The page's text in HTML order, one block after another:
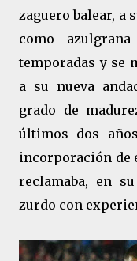
zaguero balear, a
como
temporadas y se
a su nueva
grado de
últimos dos
incorporación de
reclamaba, en
zurdo con